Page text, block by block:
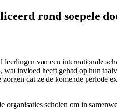
rond soepele
leerlingen van een internationale
wat invloed heeft gehad op hun
dat ze de komende periode
organisaties scholen om in